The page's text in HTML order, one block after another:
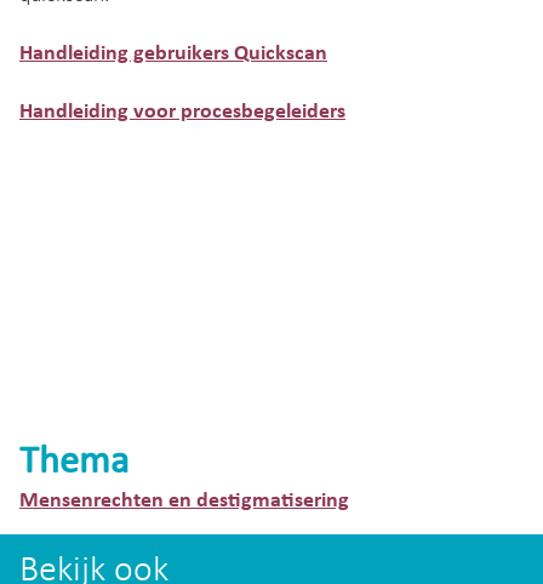
Handleiding gebruikers Quickscan
Handleiding voor procesbegeleiders
Thema
Mensenrechten en destigmatisering
Bekijk ook